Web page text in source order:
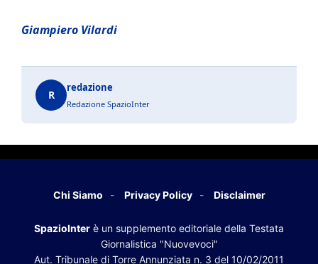
Giampiero Vilardi
R
redazione
Redazione SpazioInter
Chi Siamo Privacy Policy Disclaimer
SpazioInter è un supplemento editoriale della Testata
Giornalistica "Nuovevoci"
Aut. Tribunale di Torre Annunziata n. 3 del 10/02/2011